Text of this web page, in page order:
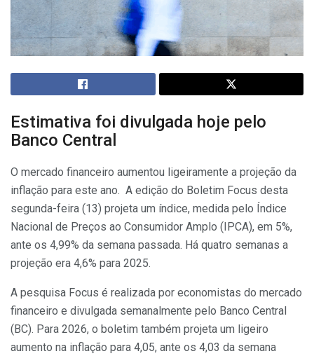
Estimativa foi divulgada hoje pelo
Banco Central
O mercado financeiro aumentou ligeiramente a projeção da
inflação para este ano. A edição do Boletim Focus desta
segunda-feira (13) projeta um índice, medida pelo Índice
Nacional de Preços ao Consumidor Amplo (IPCA), em 5%,
ante os 4,99% da semana passada. Há quatro semanas a
projeção era 4,6% para 2025.
A pesquisa Focus é realizada por economistas do mercado
financeiro e divulgada semanalmente pelo Banco Central
(BC). Para 2026, o boletim também projeta um ligeiro
aumento na inflação para 4,05, ante os 4,03 da semana